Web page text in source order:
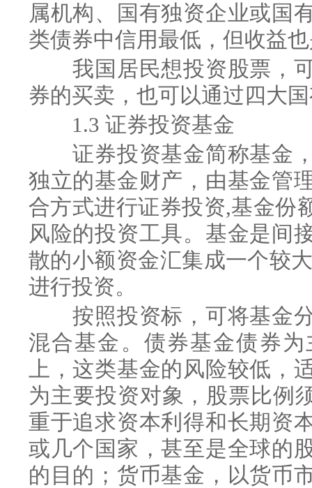
属机构、国有独资企业或国
类债券中信用最低，但收益
我国居民想投资股票，可
券的买卖，也可以通过四大
1.3 证券投资基金
证券投资基金简称基金，
独立的基金财产，由基金管
合方式进行证券投资,基金份
风险的投资工具。基金是间
散的小额资金汇集成一个较
进行投资。
按照投资标，可将基金分
混合基金。债券基金债券
上，这类基金的风险较低，
为主要投资对象，股票比例
重于追求资本利得和长期资
或几个国家，甚至是全球的
的目的；货币基金，以货币